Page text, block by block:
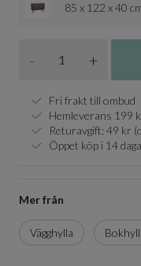
85 x 122 x 40
- +
Fri frakt till ombud
Hemleverans 199
Returavgift: 49 kr
Öppet köp i 14
Mer från
Vägghylla